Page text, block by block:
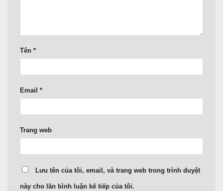
Tên *
Email *
Trang web
Lưu tên của tôi, email, và trang web trong trình duyệt
này cho lần bình luận kế tiếp của tôi.